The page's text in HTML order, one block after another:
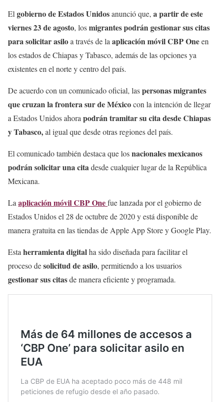
— INM (@INAMI_mx)August 23, 2024
El gobierno de Estados Unidosanunció que, a partir de este
viernes 23 de agosto, losmigrantes podrán gestionar sus citas
para solicitarasiloa través de la aplicación móvil CBP Oneen
los estados de Chiapas y Tabasco, además de las opciones ya
existentes en el norte y centro del país.
De acuerdo con un comunicado oficial, laspersonas migrantes
que cruzan la frontera sur de Méxicocon la intención de llegar
a Estados Unidos ahora podrán tramitar su cita desde Chiapas
y Tabasco,al igual que desde otras regiones del país.
El comunicado también destaca que losnacionales mexicanos
podrán solicitar una citadesde cualquier lugar de la República
Mexicana.
La aplicación móvil CBP Onefue lanzada por el gobierno de
Estados Unidos el 28 de octubre de 2020 y está disponible de
manera gratuita en las tiendas de Apple App Store y Google Play.
Esta herramienta digitalha sido diseñada para facilitar el
proceso desolicitud de asilo, permitiendo a los usuarios
gestionar sus citasde manera eficiente y programada.